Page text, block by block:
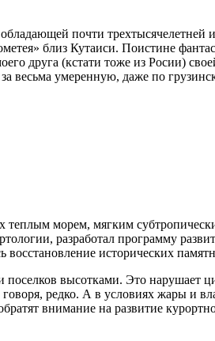
почти
близ Кутаиси. Поистине
друга (кстати тоже из Росии)
весьма умеренную, даже по
теплым морем, мягким
разработал программу
исторических
поселков высотками. Это нарушает
редко. А в условиях жары и
внимание на развитие